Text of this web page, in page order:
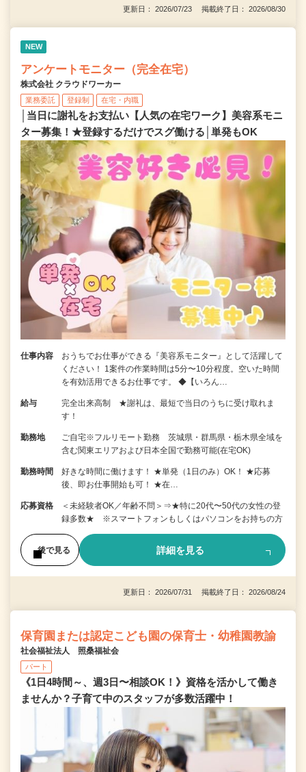
更新日： 2026/07/23 掲載終了日： 2026/08/30
NEW
アンケートモニター（完全在宅）
株式会社 クラウドワーカー
業務委託 登録制 在宅・内職
│当日に謝礼をお支払い【人気の在宅ワーク】美容系モニ
ター募集！★登録するだけでスグ働ける│単発もOK
仕事内容
おうちでお仕事ができる『美容系モニター』として活躍して
ください！ 1案件の作業時間は5分〜10分程度。空いた時間
を有効活用できるお仕事です。 ◆【いろん…
給与
完全出来高制 ★謝礼は、最短で当日のうちに受け取れま
す！
勤務地
ご自宅※フルリモート勤務 茨城県・群馬県・栃木県全域を
含む関東エリアおよび日本全国で勤務可能(在宅OK)
勤務時間
好きな時間に働けます！ ★単発（1日のみ）OK！ ★応募
後、即お仕事開始も可！ ★在…
応募資格
＜未経験者OK／年齢不問＞⇒★特に20代〜50代の女性の登
録多数★ ※スマートフォンもしくはパソコンをお持ちの方
後で見る 詳細を見る
更新日： 2026/07/31 掲載終了日： 2026/08/24
保育園または認定こども園の保育士・幼稚園教諭
社会福祉法人 照桑福祉会
パート
《1日4時間～、週3日〜相談OK！》資格を活かして働き
ませんか？子育て中のスタッフが多数活躍中！